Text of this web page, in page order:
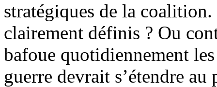
stratégiques de la
clairement définis ? Ou
bafoue quotidiennement
guerre devrait s’étendre